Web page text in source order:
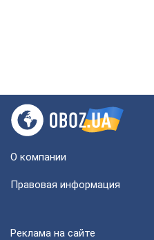
О компании
Правовая информация
Реклама на сайте